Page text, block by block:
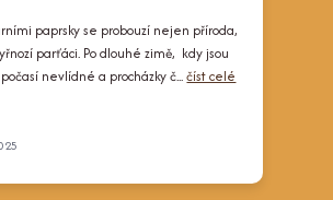
paprsky se probouzí nejen příroda,
parťáci. Po dlouhé zimě, kdy jsou
nevlídné a procházky č...číst celé